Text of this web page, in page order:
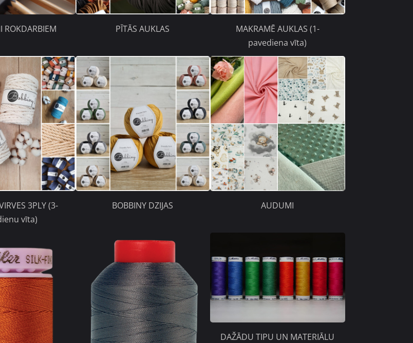
ROKDARBIEM PĪTĀS AUKLAS
MAKRAMĒ AUKLAS (1-
pavediena vīta)
3PLY (3-
vīta)
BOBBINY DZIJAS AUDUMI
DAŽĀDU TIPU UN MATERIĀLU